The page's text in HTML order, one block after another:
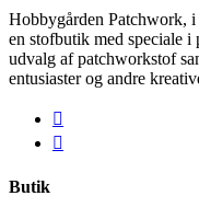
Hobbygården Patchwork, i
en stofbutik med speciale i
udvalg af patchworkstof
entusiaster og andre
Butik